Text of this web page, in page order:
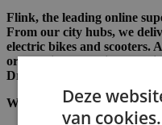
Flink, the leading online
From our city hubs, we
electric bikes and scooters.
or a flexible part-time/full-
Driver) in our dynamic
What we offer you:
Deze
van cookies.